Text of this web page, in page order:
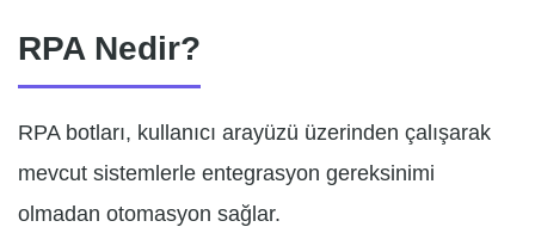
RPA Nedir?
RPA botları, kullanıcı arayüzü üzerinden çalışarak
mevcut sistemlerle entegrasyon gereksinimi
olmadan otomasyon sağlar.